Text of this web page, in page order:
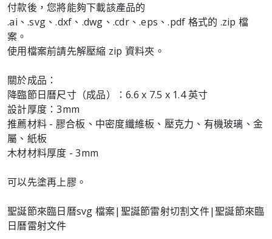
付款後，您將能夠下載該產品的
.ai、.svg、.dxf、.dwg、.cdr、.eps、.pdf 格式的 .zip 檔
案。
使用檔案前請先解壓縮 zip 資料夾。
關於成品：
降臨節日曆尺寸（成品）：6.6 x 7.5 x 1.4 英寸
設計厚度：3mm
推薦材料 - 膠合板、中密度纖維板、壓克力、有機玻璃、金
屬、紙板
木材材料厚度 - 3mm
可以先塗再上膠。
聖誕節來臨日曆svg 檔案|聖誕節雷射切割文件|聖誕節來臨
日曆雷射文件